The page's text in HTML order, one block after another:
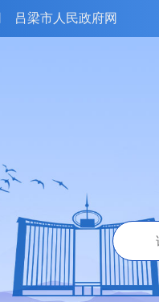
吕梁市人民政府网